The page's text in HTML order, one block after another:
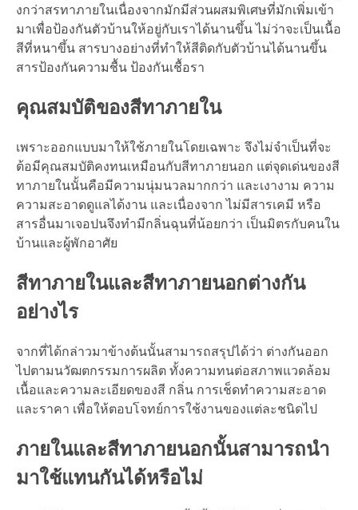
งกว่าสรทาภายในเนื่องจากมักมีส่วนผสมพิเศษที่มักเพิ่มเข้า
มาเพื่อป้องกันตัวบ้านให้อยู่กับเราได้นานขึ้น ไม่ว่าจะเป็นเนื้อ
สีที่หนาขึ้น สารบางอย่างที่ทำให้สีติดกับตัวบ้านได้นานขึ้น
สารป้องกันความชื้น ป้องกันเชื้อรา
คุณสมบัติของสีทาภายใน
เพราะออกแบบมาให้ใช้ภายในโดยเฉพาะ จึงไม่จำเป็นที่จะ
ต้อมีคุณสมบัติคงทนเหมือนกับสีทาภายนอก แต่จุดเด่นของสี
ทาภายในนั้นคือมีความนุ่มนวลมากกว่า และเงางาม ความ
ความสะอาดดูแลได้งาน และเนื่องจาก ไม่มีสารเคมี หรือ
สารอื่นมาเจอปนจึงทำมีกลิ่นฉุนที่น้อยกว่า เป็นมิตรกับคนใน
บ้านและผู้พักอาศัย
สีทาภายในและสีทาภายนอกต่างกัน
อย่างไร
จากที่ได้กล่าวมาข้างต้นนั้นสามารถสรุปได้ว่า ต่างกันออก
ไปตามนวัฒตกรรมการผลิต ทั้งความทนต่อสภาพแวดล้อม
เนื้อและความละเอียดของสี กลิ่น การเช็ดทำความสะอาด
และราคา เพื่อให้ตอบโจทย์การใช้งานของแต่ละชนิดไป
ภายในและสีทาภายนอกนั้นสามารถนำ
มาใช้แทนกันได้หรือไม่